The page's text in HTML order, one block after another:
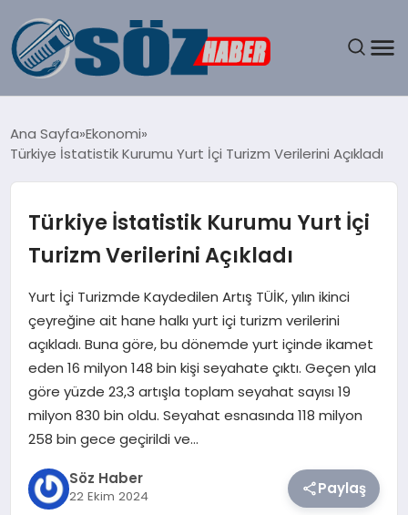
SPOR
MAGAZIN
EKONOMI
EĞITIM
SAĞLIK
DÜNYA
TEKNOLOJI
SIYASET
Ana Sayfa Ekonomi
Türkiye İstatistik Kurumu Yurt İçi Turizm Verilerini Açıkladı
Türkiye İstatistik Kurumu Yurt İçi
Turizm Verilerini Açıkladı
Yurt İçi Turizmde Kaydedilen Artış TÜİK, yılın ikinci
çeyreğine ait hane halkı yurt içi turizm verilerini
açıkladı. Buna göre, bu dönemde yurt içinde ikamet
eden 16 milyon 148 bin kişi seyahate çıktı. Geçen yıla
göre yüzde 23,3 artışla toplam seyahat sayısı 19
milyon 830 bin oldu. Seyahat esnasında 118 milyon
258 bin gece geçirildi ve…
Söz Haber
22 Ekim 2024 Paylaş